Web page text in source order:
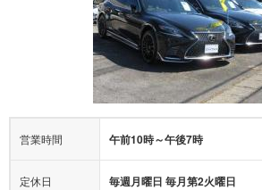
営業時間 午前10時～午後7時
定休日 毎週月曜日 毎月第2火曜日